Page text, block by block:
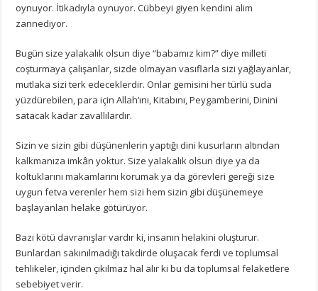
oynuyor. İtikadıyla oynuyor. Cübbeyi giyen kendini alim
zannediyor.
Bugün size yalakalık olsun diye “babamız kim?” diye milleti
coşturmaya çalışanlar, sizde olmayan vasıflarla sizi yağlayanlar,
mutlaka sizi terk edeceklerdir. Onlar gemisini her türlü suda
yüzdürebilen, para için Allah’ını, Kitabını, Peygamberini, Dinini
satacak kadar zavallılardır.
Sizin ve sizin gibi düşünenlerin yaptığı dini kusurların altından
kalkmanıza imkân yoktur. Size yalakalık olsun diye ya da
koltuklarını makamlarını korumak ya da görevleri gereği size
uygun fetva verenler hem sizi hem sizin gibi düşünemeye
başlayanları helake götürüyor.
Bazı kötü davranışlar vardır ki, insanın helakini oluşturur.
Bunlardan sakınılmadığı takdirde oluşacak ferdi ve toplumsal
tehlikeler, içinden çıkılmaz hal alır ki bu da toplumsal felaketlere
sebebiyet verir.